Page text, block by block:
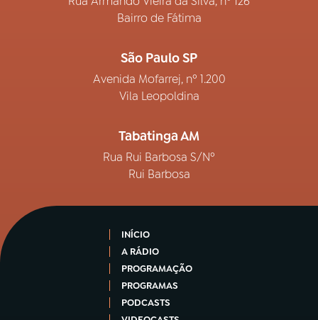
Bairro de Fátima
São Paulo SP
Avenida Mofarrej, nº 1.200
Vila Leopoldina
Tabatinga AM
Rua Rui Barbosa S/Nº
Rui Barbosa
INÍCIO
A RÁDIO
PROGRAMAÇÃO
PROGRAMAS
PODCASTS